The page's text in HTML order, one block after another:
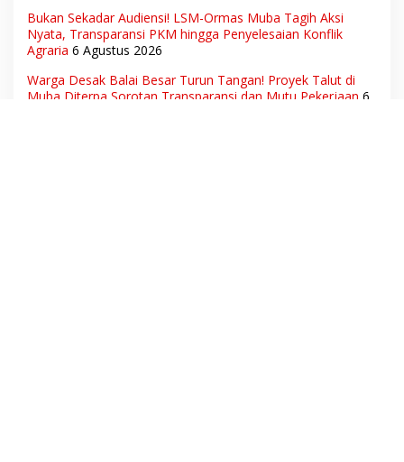
Bukan Sekadar Audiensi! LSM-Ormas Muba Tagih Aksi
Nyata, Transparansi PKM hingga Penyelesaian Konflik
Agraria 6 Agustus 2026
Warga Desak Balai Besar Turun Tangan! Proyek Talut di
Muba Diterpa Sorotan Transparansi dan Mutu Pekerjaan 6